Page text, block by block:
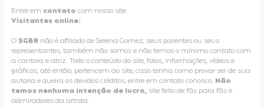
Entre em contato com nosso site
Visitantes online:
O SGBR não é afiliado de Selena Gomez, seus parentes ou seus
representantes, também não somos e não temos o mínimo contato com
a cantora e atriz. Todo o conteúdo do site, fotos, informações, vídeos e
gráficos, até então, pertencem ao site, caso tenha como provar ser de sua
autoria e queira os devidos créditos, entre em contato conosco. Não
temos nenhuma intenção de lucro, site feito de fãs para fãs e
admiradores da artista.